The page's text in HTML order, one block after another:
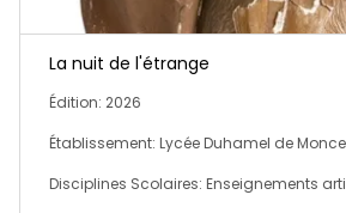
La nuit de l'étrange
Édition: 2026
Établissement: Lycée Duhamel de
Disciplines Scolaires: Enseignements